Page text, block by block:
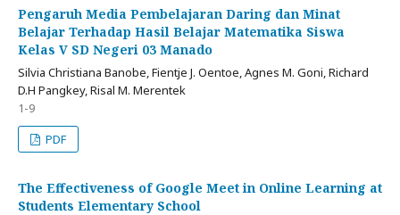
Pengaruh Media Pembelajaran Daring dan Minat
Belajar Terhadap Hasil Belajar Matematika Siswa
Kelas V SD Negeri 03 Manado
Silvia Christiana Banobe, Fientje J. Oentoe, Agnes M. Goni, Richard
D.H Pangkey, Risal M. Merentek
1-9
PDF
The Effectiveness of Google Meet in Online Learning at
Students Elementary School